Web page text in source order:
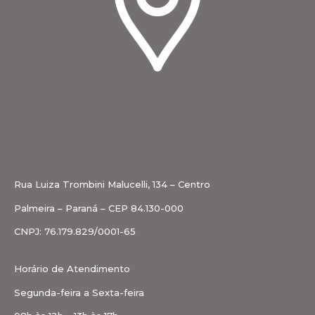
Rua Luiza Trombini Malucelli, 134 – Centro
Palmeira – Paraná – CEP 84.130-000
CNPJ: 76.179.829/0001-65
Horário de Atendimento
Segunda-feira a Sexta-feira